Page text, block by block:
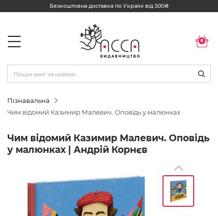
Безкоштовна доставка по Україні від 500₴
0
Пізнавальна
Чим відомий Казимир Малевич. Оповідь у малюнках
Чим відомий Казимир Малевич. Оповідь
у малюнках | Андрій Корнєв